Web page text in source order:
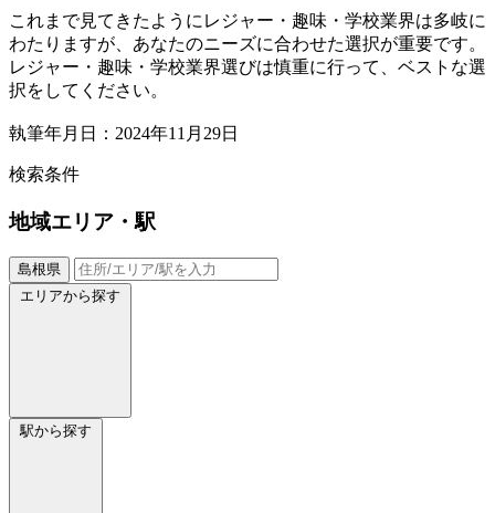
これまで見てきたようにレジャー・趣味・学校業界は多岐に
わたりますが、あなたのニーズに合わせた選択が重要です。
レジャー・趣味・学校業界選びは慎重に行って、ベストな選
択をしてください。
執筆年月日：2024年11月29日
検索条件
地域エリア・駅
島根県
エリアから探す
駅から探す